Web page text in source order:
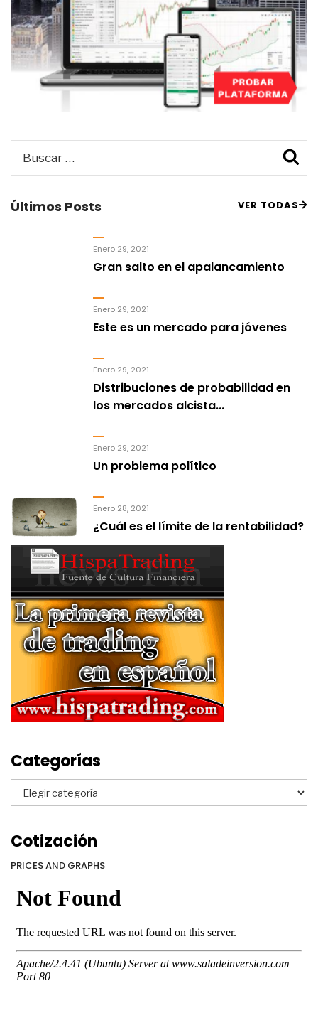
por:
Últimos Posts VER TODAS
Enero 29, 2021
Gran salto en el apalancamiento
Enero 29, 2021
Este es un mercado para jóvenes
Enero 29, 2021
Distribuciones de probabilidad en
los mercados alcista...
Enero 29, 2021
Un problema político
Enero 28, 2021
¿Cuál es el límite de la rentabilidad?
Categorías
Categorías
Cotización
PRICES AND GRAPHS